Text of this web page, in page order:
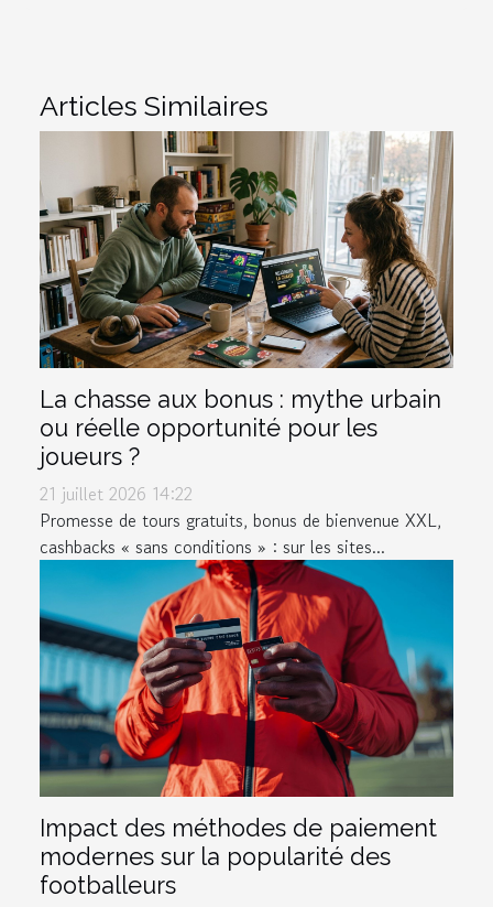
Articles Similaires
La chasse aux bonus : mythe urbain
ou réelle opportunité pour les
joueurs ?
21 juillet 2026 14:22
Promesse de tours gratuits, bonus de bienvenue XXL,
cashbacks « sans conditions » : sur les sites...
Impact des méthodes de paiement
modernes sur la popularité des
footballeurs